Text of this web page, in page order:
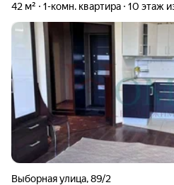
42 м² 1-комн. квартира 10 этаж
Выборная улица,89/2